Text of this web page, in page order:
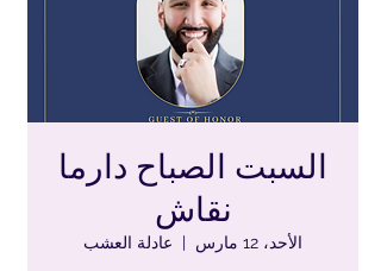
السبت الصباح دارما
نقاش
الأحد، 12 مارس
  |
عادلة العشب